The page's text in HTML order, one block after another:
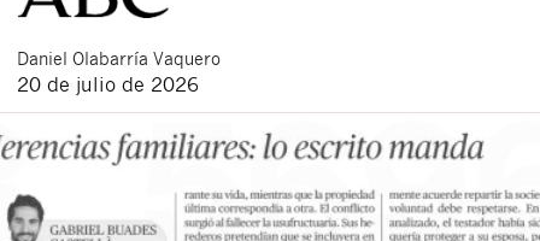
Daniel Olabarría Vaquero
20 de julio de 2026